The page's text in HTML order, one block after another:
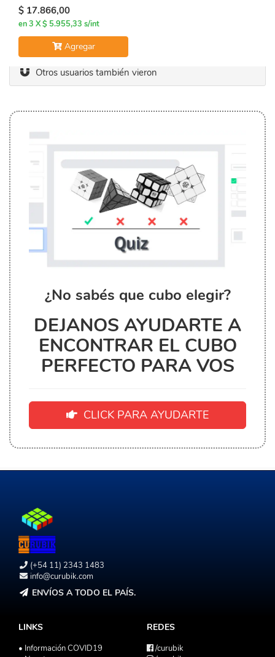
$ 17.866,00
en 3 X $ 5.955,33 s/int
Agregar
Otros usuarios también vieron
¿No sabés que cubo elegir?
DEJANOS AYUDARTE A
ENCONTRAR EL CUBO
PERFECTO PARA VOS
CLICK PARA AYUDARTE
(+54 11) 2343 1483
info@curubik.com
ENVÍOS A TODO EL PAÍS.
LINKS
• Información COVID19
REDES
/curubik